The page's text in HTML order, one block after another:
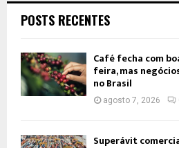
POSTS RECENTES
Café fecha com
feira, mas
no Brasil
agosto 7, 2026
Superávit